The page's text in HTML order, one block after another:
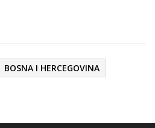
BOSNA I HERCEGOVINA